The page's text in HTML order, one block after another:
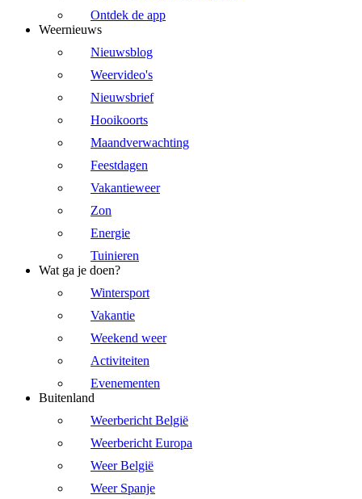
Ontdek de app
Weernieuws
Nieuwsblog
Weervideo's
Nieuwsbrief
Hooikoorts
Maandverwachting
Feestdagen
Vakantieweer
Zon
Energie
Tuinieren
Wat ga je doen?
Wintersport
Vakantie
Weekend weer
Activiteiten
Evenementen
Buitenland
Weerbericht België
Weerbericht Europa
Weer België
Weer Spanje